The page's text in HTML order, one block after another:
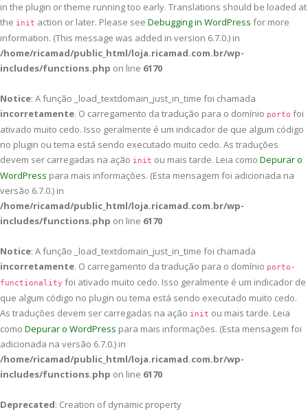
in the plugin or theme running too early. Translations should be loaded at
the init action or later. Please see Debugging in WordPress for more
information. (This message was added in version 6.7.0.) in
/home/ricamad/public_html/loja.ricamad.com.br/wp-
includes/functions.php on line 6170
Notice: A função _load_textdomain_just_in_time foi chamada
incorretamente. O carregamento da tradução para o domínio porto foi
ativado muito cedo. Isso geralmente é um indicador de que algum código
no plugin ou tema está sendo executado muito cedo. As traduções
devem ser carregadas na ação init ou mais tarde. Leia como Depurar o
WordPress para mais informações. (Esta mensagem foi adicionada na
versão 6.7.0.) in
/home/ricamad/public_html/loja.ricamad.com.br/wp-
includes/functions.php on line 6170
Notice: A função _load_textdomain_just_in_time foi chamada
incorretamente. O carregamento da tradução para o domínio porto-
functionality foi ativado muito cedo. Isso geralmente é um indicador de
que algum código no plugin ou tema está sendo executado muito cedo.
As traduções devem ser carregadas na ação init ou mais tarde. Leia
como Depurar o WordPress para mais informações. (Esta mensagem foi
adicionada na versão 6.7.0.) in
/home/ricamad/public_html/loja.ricamad.com.br/wp-
includes/functions.php on line 6170
Deprecated: Creation of dynamic property